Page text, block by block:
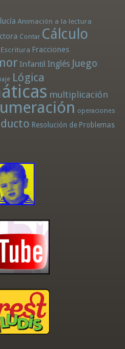
Animación a la lectura
Contar Cálculo
Escritura Fracciones
Infantil Inglés Juego
Lógica
multiplicación
operaciones
Resolución de Problemas